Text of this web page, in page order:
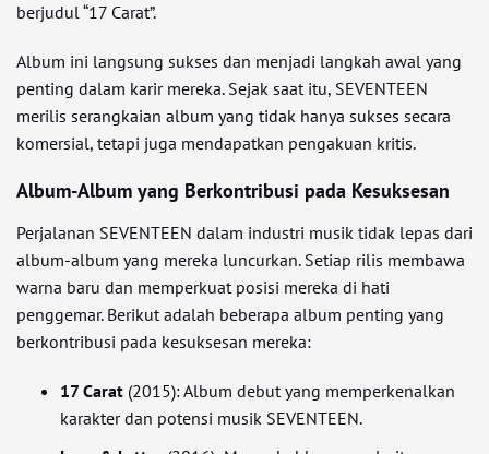
berjudul “17 Carat”.
Album ini langsung sukses dan menjadi langkah awal yang
penting dalam karir mereka. Sejak saat itu, SEVENTEEN
merilis serangkaian album yang tidak hanya sukses secara
komersial, tetapi juga mendapatkan pengakuan kritis.
Album-Album yang Berkontribusi pada Kesuksesan
Perjalanan SEVENTEEN dalam industri musik tidak lepas dari
album-album yang mereka luncurkan. Setiap rilis membawa
warna baru dan memperkuat posisi mereka di hati
penggemar. Berikut adalah beberapa album penting yang
berkontribusi pada kesuksesan mereka:
17 Carat (2015): Album debut yang memperkenalkan
karakter dan potensi musik SEVENTEEN.